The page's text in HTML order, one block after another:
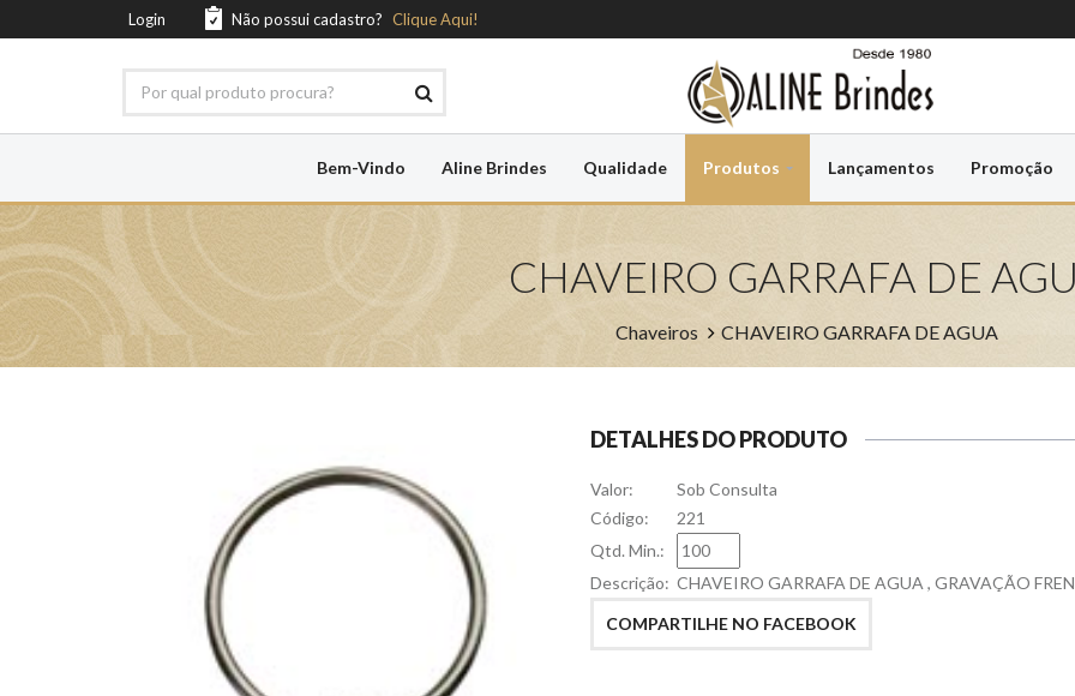
Login Não possui cadastro? Clique Aqui!
Bem-Vindo Aline Brindes Qualidade Produtos Lançamentos Promoção
CHAVEIRO GARRAFA DE
Chaveiros CHAVEIRO GARRAFA DE AGUA
DETALHES DO PRODUTO
Valor:
Sob Consulta
Código:
221
Qtd. Min.:
Descrição: CHAVEIRO GARRAFA DE AGUA , GRAVAÇÃO
COMPARTILHE NO FACEBOOK